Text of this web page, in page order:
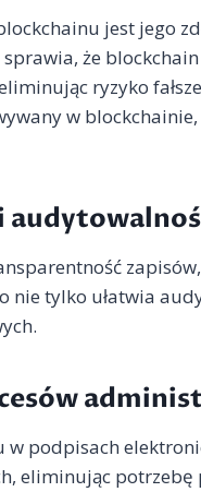
jest jego
że
ryzyko
w
nie tylko ułatwia
podpisach
eliminując